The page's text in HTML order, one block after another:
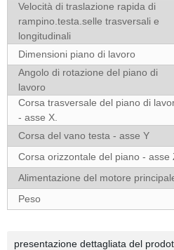
Velocità di traslazione rapida di
rampino.testa.selle trasversali e
longitudinali
Dimensioni piano di lavoro
Angolo di rotazione del piano di
lavoro
Corsa trasversale del piano di
- asse X.
Corsa del vano testa - asse Y
Corsa orizzontale del piano - asse
Alimentazione del motore
Peso
presentazione dettagliata del